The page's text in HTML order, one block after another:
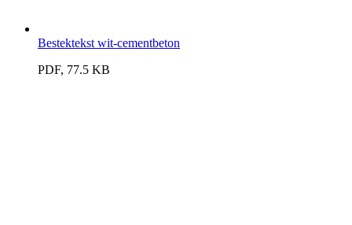
Bestektekst wit-cementbeton
PDF, 77.5 KB